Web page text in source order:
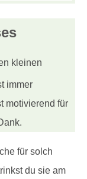
kleinen
immer
motivierend für
für solch
du sie am